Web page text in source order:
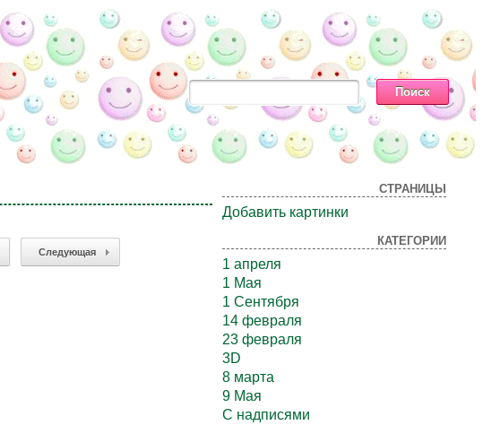
Следующая
СТРАНИЦЫ
Добавить картинки
КАТЕГОРИИ
1 апреля
1 Мая
1 Сентября
14 февраля
23 февраля
3D
8 марта
9 Мая
C надписями